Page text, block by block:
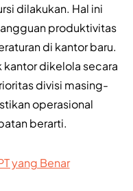
dilakukan. Hal ini
produktivitas
di kantor baru.
dikelola secara
divisi masing-
operasional
berarti.
yang Benar